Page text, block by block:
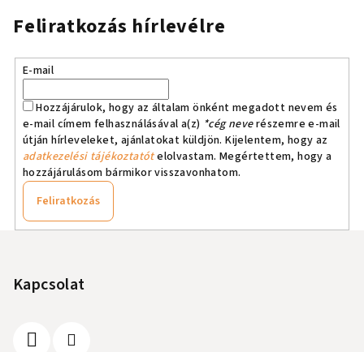
Feliratkozás hírlevélre
E-mail
Hozzájárulok, hogy az általam önként megadott nevem és
e-mail címem felhasználásával a(z) *cég neverészemre e-mail
útján hírleveleket, ajánlatokat küldjön. Kijelentem, hogy az
adatkezelési tájékoztatótelolvastam. Megértettem, hogy a
hozzájárulásom bármikor visszavonhatom.
Feliratkozás
Kapcsolat